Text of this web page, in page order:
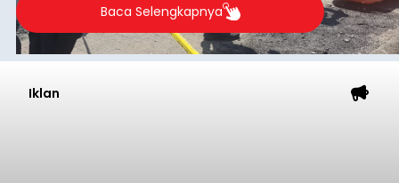
Baca Selengkapnya
Iklan